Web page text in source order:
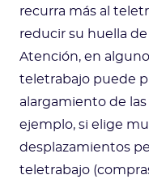
recurra más al
reducir su huella
Atención, en
teletrabajo puede
alargamiento de
ejemplo, si elige
desplazamientos
teletrabajo